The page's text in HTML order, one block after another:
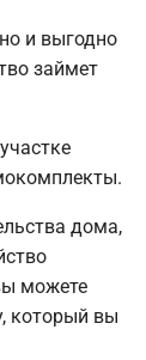
и выгодно
займет
дома,
можете
который вы